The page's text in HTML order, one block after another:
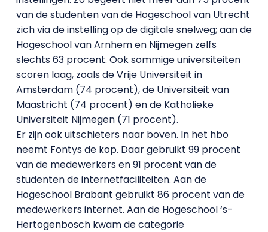
van de studenten van de Hogeschool van Utrecht
zich via de instelling op de digitale snelweg; aan de
Hogeschool van Arnhem en Nijmegen zelfs
slechts 63 procent. Ook sommige universiteiten
scoren laag, zoals de Vrije Universiteit in
Amsterdam (74 procent), de Universiteit van
Maastricht (74 procent) en de Katholieke
Universiteit Nijmegen (71 procent).
Er zijn ook uitschieters naar boven. In het hbo
neemt Fontys de kop. Daar gebruikt 99 procent
van de medewerkers en 91 procent van de
studenten de internetfaciliteiten. Aan de
Hogeschool Brabant gebruikt 86 procent van de
medewerkers internet. Aan de Hogeschool ‘s-
Hertogenbosch kwam de categorie